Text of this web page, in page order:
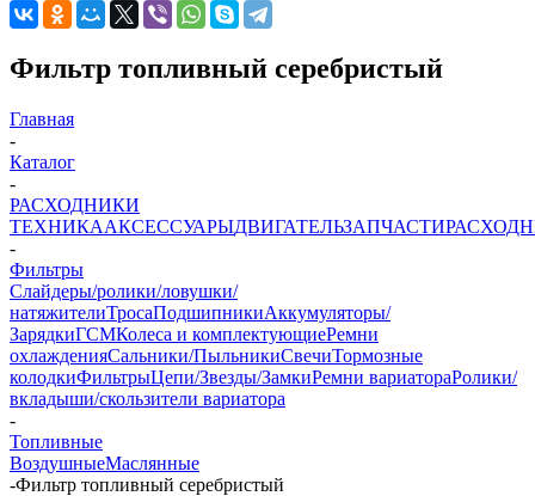
Фильтр топливный серебристый
Главная
-
Каталог
-
РАСХОДНИКИ
ТЕХНИКААКСЕССУАРЫДВИГАТЕЛЬЗАПЧАСТИ
-
Фильтры
Слайдеры/ролики/ловушки/
натяжителиТросаПодшипникиАккумуляторы/
ЗарядкиГСМКолеса и комплектующиеРемни
охлажденияСальники/ПыльникиСвечиТормозные
колодкиФильтрыЦепи/Звезды/ЗамкиРемни вариатораРолики/
вкладыши/скользители вариатора
-
Топливные
ВоздушныеМаслянные
-Фильтр топливный серебристый